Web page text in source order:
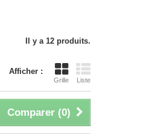
Il y a 12 produits.
Afficher :
Grille Liste
Comparer (0)